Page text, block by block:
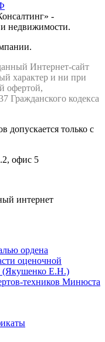
-
недвижимости.
Интернет-сайт
характер и ни при
офертой,
Гражданского кодекса
допускается только с
офис 5
интернет